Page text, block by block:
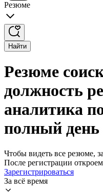
Резюме
Найти
Резюме
должность
аналитика
полный день
Чтобы видеть все резюме,
После регистрации
Зарегистрироваться
За всё время